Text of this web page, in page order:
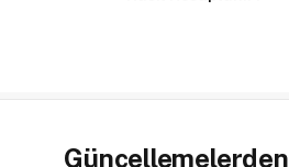
Güncellemelerden